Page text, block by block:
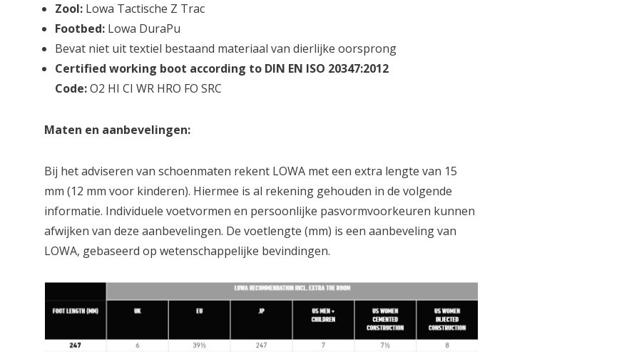
Zool: Lowa Tactische Z Trac
Footbed: Lowa DuraPu
Bevat niet uit textiel bestaand materiaal van dierlijke oorsprong
Certified working boot according to DIN EN ISO 20347:2012
Code:O2 HI CI WR HRO FO SRC
Maten en aanbevelingen:
Bij het adviseren van schoenmaten rekent LOWA met een extra lengte van 15
mm (12 mm voor kinderen). Hiermee is al rekening gehouden in de volgende
informatie. Individuele voetvormen en persoonlijke pasvormvoorkeuren kunnen
afwijken van deze aanbevelingen. De voetlengte (mm) is een aanbeveling van
LOWA, gebaseerd op wetenschappelijke bevindingen.